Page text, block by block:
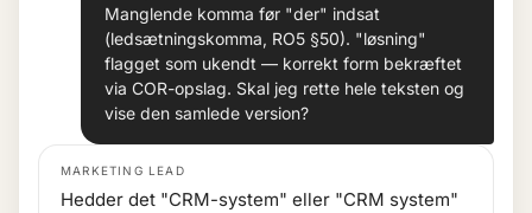
Manglende komma før "der" indsat
(ledsætningskomma, RO5 §50). "løsning"
flagget som ukendt — korrekt form bekræftet
via COR-opslag. Skal jeg rette hele teksten og
vise den samlede version?
MARKETING LEAD
Hedder det "CRM-system" eller "CRM system"